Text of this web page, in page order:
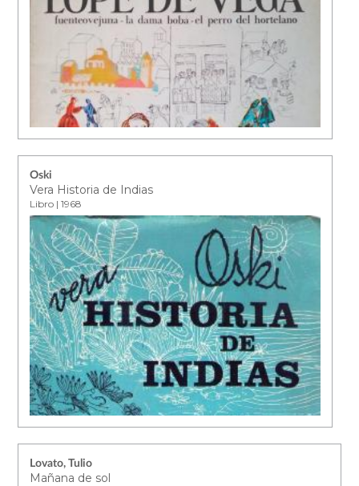
Oski
Vera Historia de Indias
Libro | 1968
Lovato, Tulio
Mañana de sol